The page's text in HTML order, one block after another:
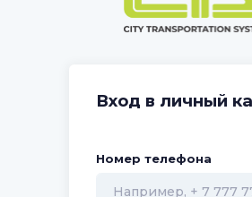
Вход в личный
Номер телефона